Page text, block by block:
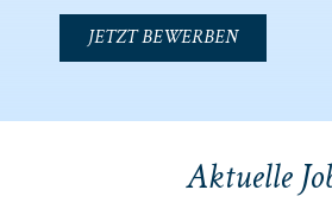
JETZT BEWERBEN
Aktuelle